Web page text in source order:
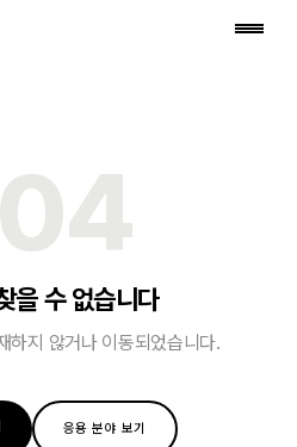
을 수 없습니다
하지 않거나 이동되었습니다.
응용 분야 보기